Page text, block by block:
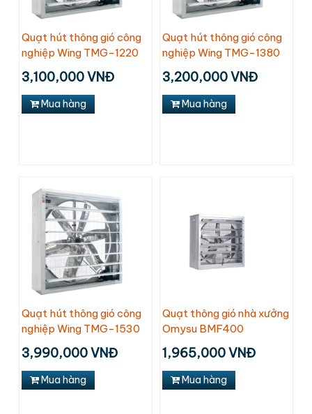
Quạt hút thông gió công
nghiệp Wing TMG-1220
3,100,000 VNĐ
Mua hàng
Quạt hút thông gió công
nghiệp Wing TMG-1380
3,200,000 VNĐ
Mua hàng
Quạt hút thông gió công
nghiệp Wing TMG-1530
3,990,000 VNĐ
Mua hàng
Quạt thông gió nhà xưởng
Omysu BMF400
1,965,000 VNĐ
Mua hàng